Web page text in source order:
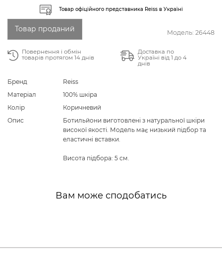
Товар офіційного представника Reiss в Україні
Модель: 26448
Товар проданий
Повернення і обмін
товарів протягом 14 днів
Доставка по
Україні від 1 до 4
днів
Бренд
Reiss
Матеріал
100% шкіра
Колір
Коричневий
Опис
Ботильйони виготовлені з натуральної шкіри
високої якості. Модель має низький підбор та
еластичні вставки.
Висота підбора: 5 см.
Вам може сподобатись